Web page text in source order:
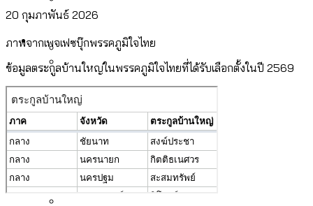
โดยเขตจตุจักรสูงสุด
เมื่อแยกท่องเที่ยวออกจากกีฬา กระทรวง
ใหม่จะมีงบฯ ประมาณเท่าไร
สมุดจดการบ้าน ส.ก. 2569 : แต่ละเขตมี
ปัญหาอะไรที่ ส.ก. ต้องทำการบ้าน
สำรวจเหตุไฟไหม้ในกรุงเทพฯ ส่วนใหญ่มา
จากไฟฟ้าลัดวงจร เขตจตุจักรเกิดไฟฟ้า
ลัดวงจรมากที่สุด
สวนสาธารณะและพื้นที่สีเขียวใน กทม. เพิ่ม
ขึ้นและเข้าถึงได้มากน้อยแค่ไหน
Culture
โลกใบเดียว สิทธิไม่เท่ากัน: กฎหมายการ
รับรองเพศของ Transgender ทั่วโลก
ประเทศไหนทำได้บ้าง?
Economy
เมกะโปรเจ็กต์ของ กทม. ในช่วงที่มีการใช้
งบคาบเกี่ยวในยุคชัชชาติ มีอะไร ใช้งบแค่
Future
20 กุมภาพันธ์ 2026
ภาพจากเพจเฟซบุ๊กพรรคภูมิใจไทย
ข้อมูลตระกูลบ้านใหญ่ในพรรคภูมิใจไทยที่ได้รับเลือกตั้งในปี 2569